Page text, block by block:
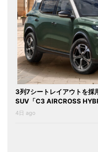
3列7シートレイアウトを採
SUV「C3 AIRCROSS
4日 ago